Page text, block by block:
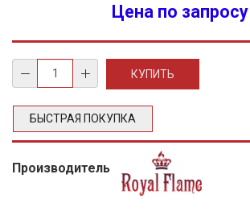
Цена по запросу
БЫСТРАЯ ПОКУПКА
Производитель